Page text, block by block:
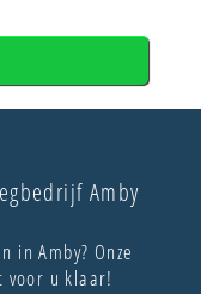
Amby
in Amby? Onze
voor u klaar!